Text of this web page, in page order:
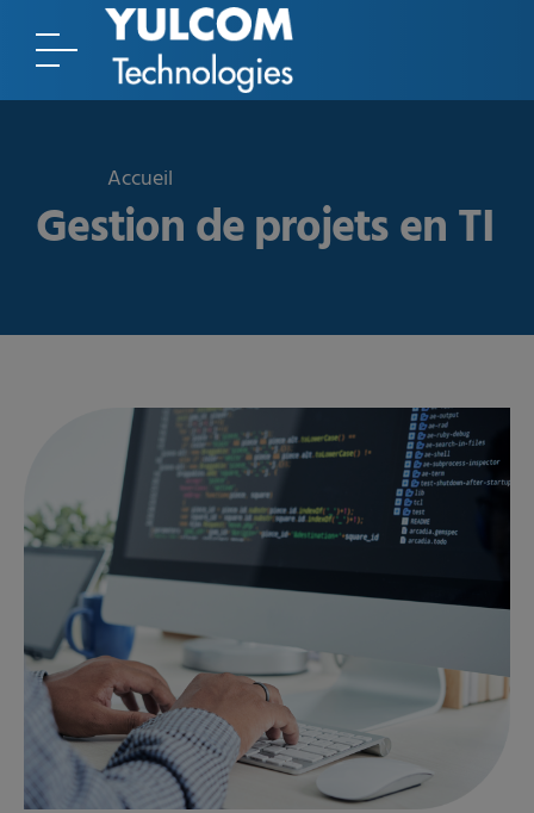
Accueil
Gestion de projets en TI